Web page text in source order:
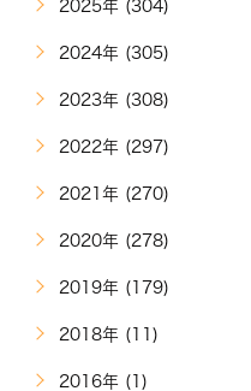
2025年 (304)
2024年 (305)
2023年 (308)
2022年 (297)
2021年 (270)
2020年 (278)
2019年 (179)
2018年 (11)
2016年 (1)